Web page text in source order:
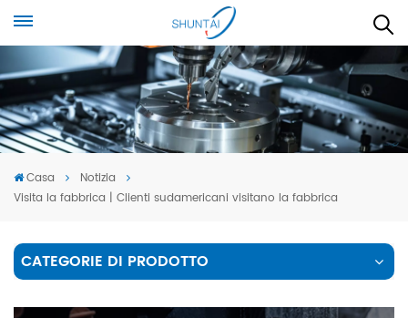
Casa
Notizia
Visita la fabbrica | Clienti sudamericani visitano la fabbrica
CATEGORIE DI PRODOTTO